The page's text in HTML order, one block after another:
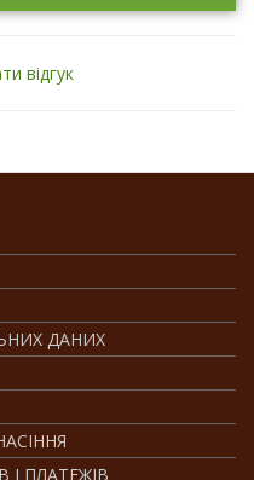
відгук
ДАНИХ
ПЛАТЕЖІВ